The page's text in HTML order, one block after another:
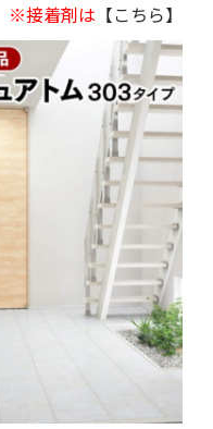
※接着剤は 【こちら】